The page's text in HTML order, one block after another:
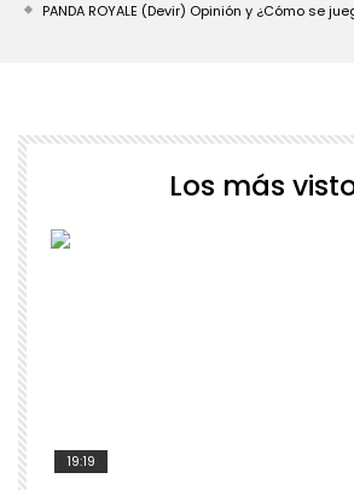
PANDA ROYALE (Devir) Opinión y ¿Cómo se
Los más
19:19